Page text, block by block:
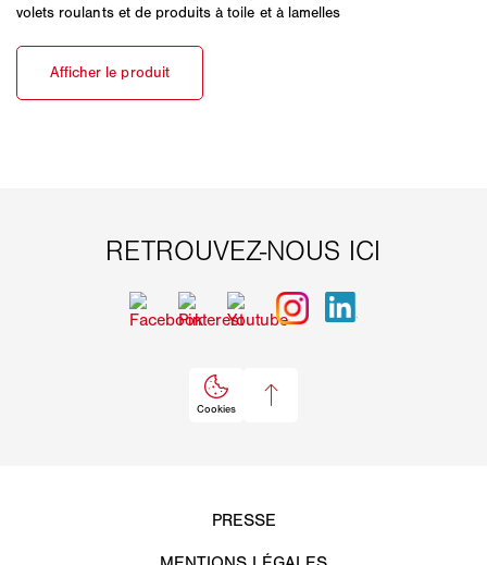
volets roulants et de produits à toile et à lamelles